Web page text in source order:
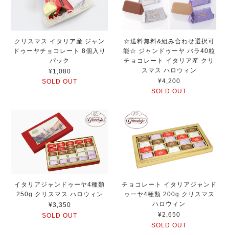
クリスマス イタリア産 ジャン
ドゥーヤチョコレート 8個入り
パック
¥1,080
SOLD OUT
☆送料無料&組み合わせ選択可
能☆ ジャンドゥーヤ バラ40粒
チョコレート イタリア産 クリ
スマス ハロウィン
¥4,200
SOLD OUT
イタリアジャンドゥーヤ4種類
250g クリスマス ハロウィン
¥3,350
SOLD OUT
チョコレート イタリアジャンド
ゥーヤ4種類 200g クリスマス
ハロウィン
¥2,650
SOLD OUT